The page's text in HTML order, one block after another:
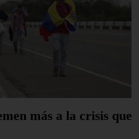
más a la crisis que